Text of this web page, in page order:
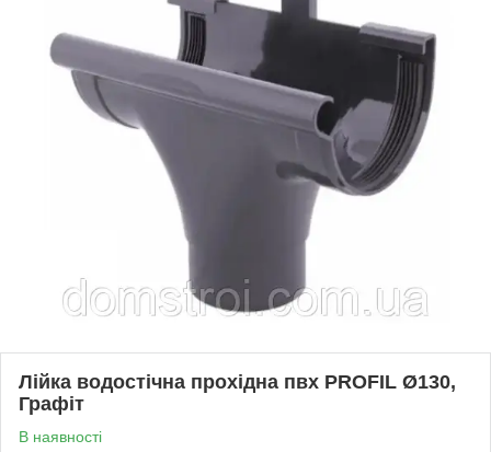
Лійка водостічна прохідна пвх PROFIL Ø130,
Графіт
В наявності